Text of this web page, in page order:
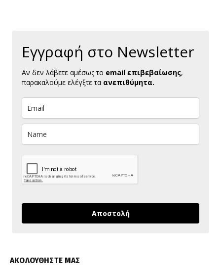
Εγγραφή στο Newsletter
Αν δεν λάβετε αμέσως το email επιβεβαίωσης,
παρακαλούμε ελέγξτε τα ανεπιθύμητα.
Αποστολή
ΑΚΟΛΟΥΘΗΣΤΕ ΜΑΣ